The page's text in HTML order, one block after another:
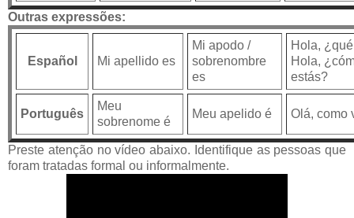
Outras expressões:
Español Mi apellido es
Mi apodo /
sobrenombre
es
Hola,
Hola,
estás?
Português
Meu
sobrenome é
Meu apelido é Olá, como
Preste atenção no vídeo abaixo. Identifique as pessoas que
foram tratadas formal ou informalmente.